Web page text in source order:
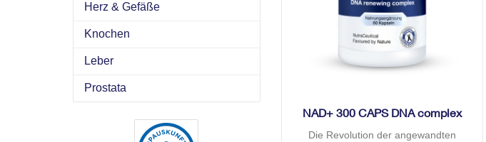
NAD+ 300 CAPS DNA complex
Die Revolution der angewandten
Herz & Gefäße
Knochen
Leber
Prostata